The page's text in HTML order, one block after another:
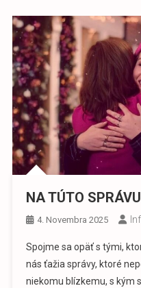
NA TÚTO
4. Novembra 2025
Spojme sa opäť s tými,
nás ťažia správy, ktoré
niekomu blízkemu, s kým